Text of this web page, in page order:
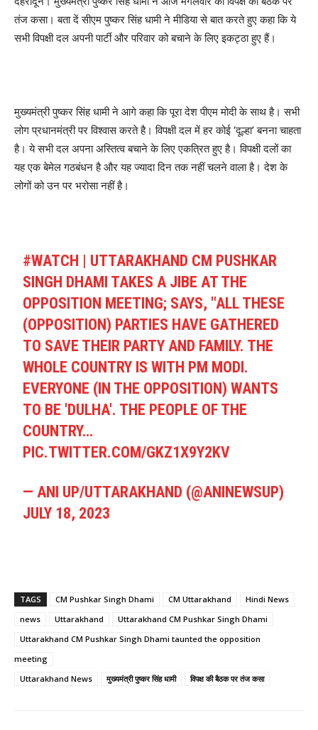
तंज कसा। बता दें सीएम पुष्कर सिंह धामी ने मीडिया से बात करते हुए कहा कि ये
सभी विपक्षी दल अपनी पार्टी और परिवार को बचाने के लिए इकट्ठा हुए हैं।
मुख्यमंत्री पुष्कर सिंह धामी ने आगे कहा कि पूरा देश पीएम मोदी के साथ है। सभी
लोग प्रधानमंत्री पर विश्वास करते है। विपक्षी दल में हर कोई ‘दूल्हा’ बनना चाहता
है। ये सभी दल अपना अस्तित्व बचाने के लिए एकत्रित हुए है। विपक्षी दलों का
यह एक बेमेल गठबंधन है और यह ज्यादा दिन तक नहीं चलने वाला है। देश के
लोगों को उन पर भरोसा नहीं है।
#WATCH | UTTARAKHAND CM PUSHKAR
SINGH DHAMI TAKES A JIBE AT THE
OPPOSITION MEETING; SAYS, "ALL THESE
(OPPOSITION) PARTIES HAVE GATHERED
TO SAVE THEIR PARTY AND FAMILY. THE
WHOLE COUNTRY IS WITH PM MODI.
EVERYONE (IN THE OPPOSITION) WANTS
TO BE 'DULHA'. THE PEOPLE OF THE
COUNTRY…
PIC.TWITTER.COM/GKZ1X9Y2KV
— ANI UP/UTTARAKHAND (@ANINEWSUP)
JULY 18, 2023
TAGS CM Pushkar Singh Dhami CM Uttarakhand
Hindi News
news
Uttarakhand
Uttarakhand CM Pushkar Singh Dhami
Uttarakhand CM Pushkar Singh Dhami taunted the opposition
meeting
Uttarakhand News
मुख्यमंत्री पुष्कर सिंह धामी विपक्ष की बैठक पर तंज कसा